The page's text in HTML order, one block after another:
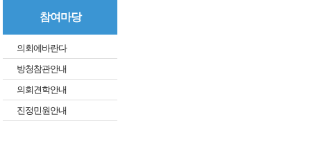
참여마당
의회에바란다
방청참관안내
의회견학안내
진정민원안내